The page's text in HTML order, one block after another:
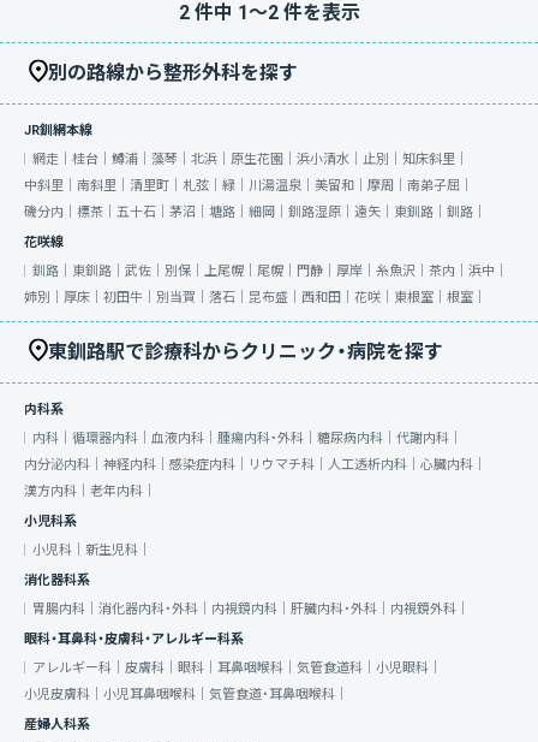
2件中 1〜2件を表示
別の路線から整形外科を探す
JR釧網本線
網走｜ 桂台｜ 鱒浦｜ 藻琴｜ 北浜｜ 原生花園｜ 浜小清水｜ 止別｜ 知床斜里｜
中斜里｜ 南斜里｜ 清里町｜ 札弦｜ 緑｜ 川湯温泉｜ 美留和｜ 摩周｜ 南弟子屈｜
磯分内｜ 標茶｜ 五十石｜ 茅沼｜ 塘路｜ 細岡｜ 釧路湿原｜ 遠矢｜ 東釧路｜ 釧路｜
花咲線
釧路｜ 東釧路｜ 武佐｜ 別保｜ 上尾幌｜ 尾幌｜ 門静｜ 厚岸｜ 糸魚沢｜ 茶内｜ 浜中｜
姉別｜ 厚床｜ 初田牛｜ 別当賀｜ 落石｜ 昆布盛｜ 西和田｜ 花咲｜ 東根室｜ 根室｜
東釧路駅で診療科からクリニック・病院を探す
内科系
内科｜ 循環器内科｜ 血液内科｜ 腫瘍内科・外科｜ 糖尿病内科｜ 代謝内科｜
内分泌内科｜ 神経内科｜ 感染症内科｜ リウマチ科｜ 人工透析内科｜ 心臓内科｜
漢方内科｜ 老年内科｜
小児科系
小児科｜ 新生児科｜
消化器科系
胃腸内科｜ 消化器内科・外科｜ 内視鏡内科｜ 肝臓内科・外科｜ 内視鏡外科｜
眼科・耳鼻科・皮膚科・アレルギー科系
アレルギー科｜ 皮膚科｜ 眼科｜ 耳鼻咽喉科｜ 気管食道科｜ 小児眼科｜
小児皮膚科｜ 小児耳鼻咽喉科｜ 気管食道・耳鼻咽喉科｜
産婦人科系